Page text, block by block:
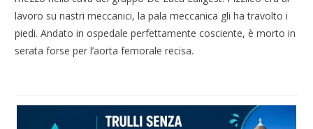
lavoro su nastri meccanici, la pala meccanica gli ha travolto i
piedi. Andato in ospedale perfettamente cosciente, è morto in
serata forse per l’aorta femorale recisa.